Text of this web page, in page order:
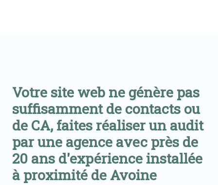
Votre site web ne génère pas
suffisamment de contacts ou
de CA, faites réaliser un audit
par une agence avec près de
20 ans d'expérience installée
à proximité de Avoine